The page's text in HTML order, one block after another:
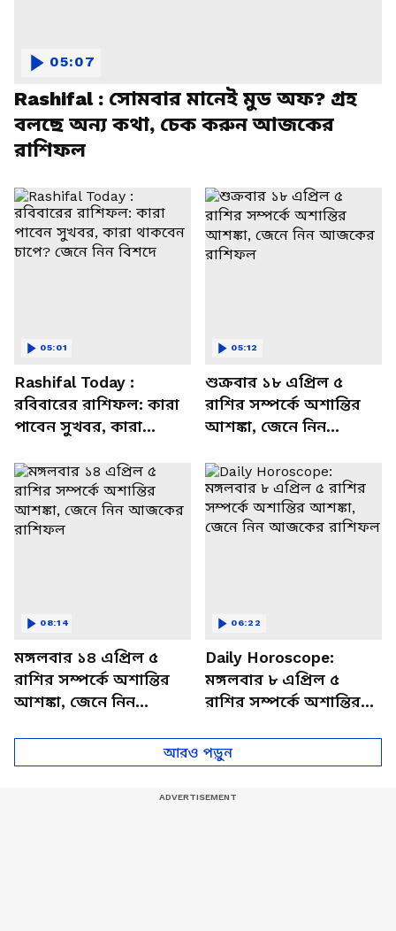
Rashifal : সোমবার মানেই মুড অফ? গ্রহ
বলছে অন্য কথা, চেক করুন আজকের
রাশিফল
05:07
Rashifal Today :
রবিবারের রাশিফল: কারা
পাবেন সুখবর, কারা
বিশদে
05:01
শুক্রবার ১৮ এপ্রিল ৫
রাশির সম্পর্কে অশান্তির
আশঙ্কা, জেনে নিন
05:12
মঙ্গলবার ১৪ এপ্রিল ৫
রাশির সম্পর্কে অশান্তির
আশঙ্কা, জেনে নিন
08:14
Daily Horoscope:
মঙ্গলবার ৮ এপ্রিল ৫
রাশির সম্পর্কে অশান্তির
আজকের রাশিফল
06:22
আরও পড়ুন